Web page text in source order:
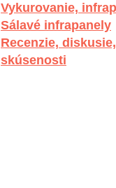
Vykurovanie,
Sálavé infrapanely
Recenzie, diskusie,
skúsenosti